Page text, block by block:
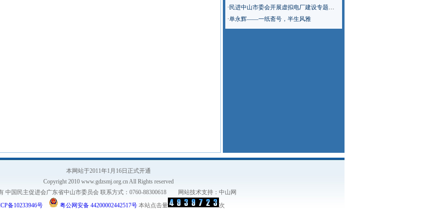
· 民进中山市委会开展虚拟电厂建设专题调研
·单永辉——一纸斋号，半生风雅
本网站于2011年1月16日正式开通
Copyright 2010 www.gdzsmj.org.cn All Rights reserved
中国民主促进会广东省中山市委员会 联系方式：0760-88300618 网站技术支持：中山网
备10233946号
粤公网安备 44200002442517号本站点击量 次